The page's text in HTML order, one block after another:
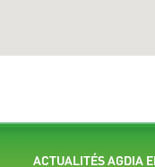
ACTUALITÉS AGDIA